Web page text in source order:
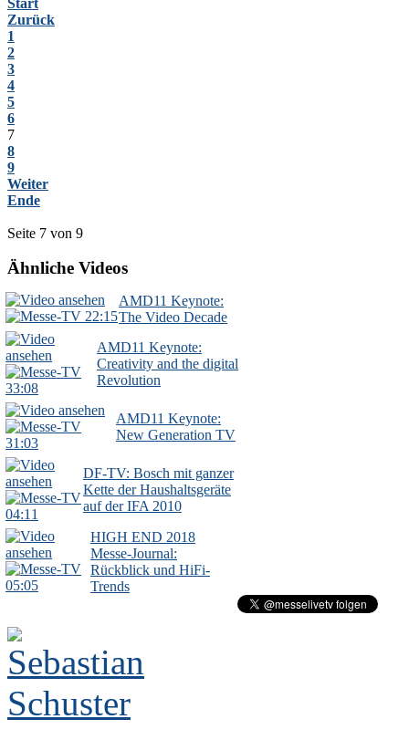
Zurück
1
2
3
4
5
6
7
8
9
Weiter
Ende
Seite 7 von 9
Ähnliche Videos
22:15
AMD11 Keynote:
The Video Decade
33:08
AMD11 Keynote:
Creativity and the digital
Revolution
31:03
AMD11 Keynote:
New Generation TV
04:11
DF-TV: Bosch mit ganzer
Kette der Haushaltsgeräte
auf der IFA 2010
05:05
HIGH END 2018
Messe-Journal:
Rückblick und HiFi-
Trends